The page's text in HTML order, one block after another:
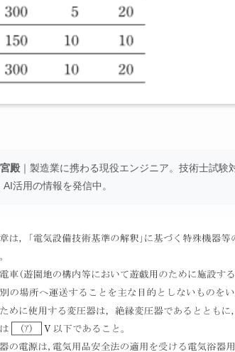
殿 ｜製造業に携わる現役エンジニア。技術士試
活用の情報を発信中。